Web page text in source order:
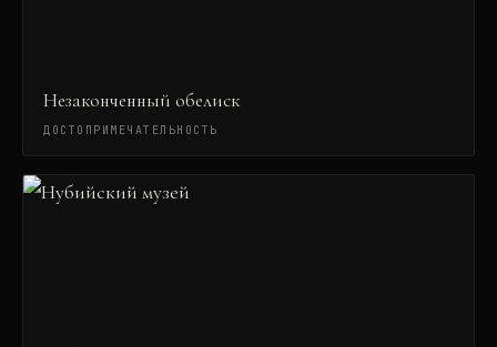
Незаконченный обелиск
ДОСТОПРИМЕЧАТЕЛЬНОСТЬ